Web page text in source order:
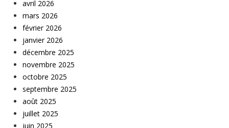
avril 2026
mars 2026
février 2026
janvier 2026
décembre 2025
novembre 2025
octobre 2025
septembre 2025
août 2025
juillet 2025
juin 2025